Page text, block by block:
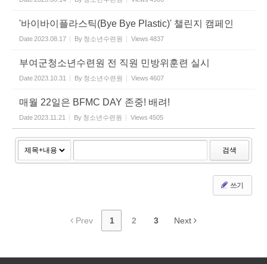
'바이바이플라스틱(Bye Bye Plastic)' 챌린지 캠페인
Date2023.08.17 By 청소년수련원 Views 4837
부여군청소년수련원 전 직원 민방위훈련 실시
Date2023.10.31 By 청소년수련원 Views 4607
매월 22일은 BFMC DAY 존중! 배려!
Date2023.11.21 By 청소년수련원 Views 4505
검색
쓰기
Prev 1 2 3 Next